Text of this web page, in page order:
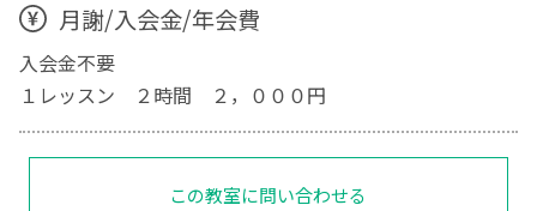
月謝/入会金/年会費
入会金不要
１レッスン ２時間 ２，０００円
この教室に問い合わせる